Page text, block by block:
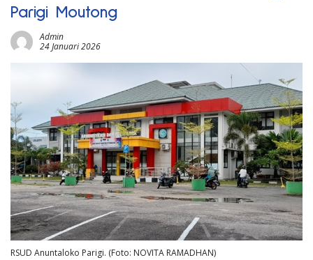
Parigi Moutong
Admin
24 Januari 2026
RSUD Anuntaloko Parigi. (Foto: NOVITA RAMADHAN)